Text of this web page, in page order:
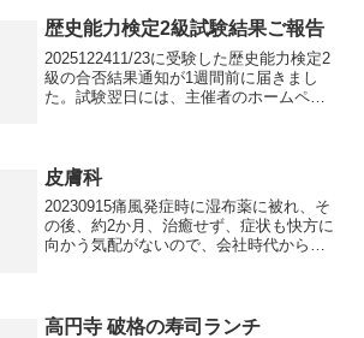
当をしていました...
歴史能力検定2級試験結果ご報告
2025122411/23に受験した歴史能力検定2
級の合否結果通知が1週間前に届きまし
た。試験翌日には、主催者のホームペー
悔しい...
皮膚科
20230915痛風発症時に湿布薬に被れ、そ
の後、約2か月、治癒せず、症状も快方に
向かう気配がないので、会社時代からお
年齢になる...
高円寺 破格の寿司ランチ